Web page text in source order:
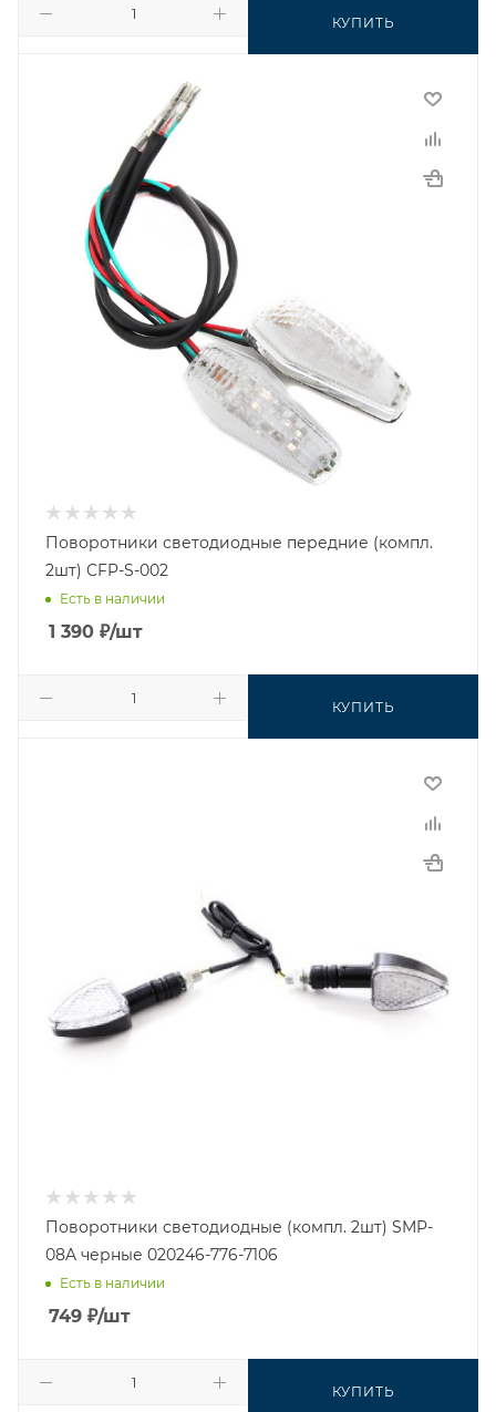
КУПИТЬ
Поворотники светодиодные передние (компл.
2шт) CFP-S-002
Есть в наличии
1 390 ₽/шт
КУПИТЬ
Поворотники светодиодные (компл. 2шт) SMP-
08A черные 020246-776-7106
Есть в наличии
749 ₽/шт
КУПИТЬ